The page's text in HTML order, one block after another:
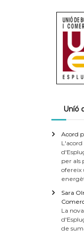
Uníó
Acord
per als
ofereix
Sara
La
de